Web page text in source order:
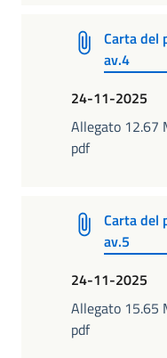
Carta del
av.4
24-11-2025
Allegato 12.67
pdf
Carta del
av.5
24-11-2025
Allegato 15.65
pdf